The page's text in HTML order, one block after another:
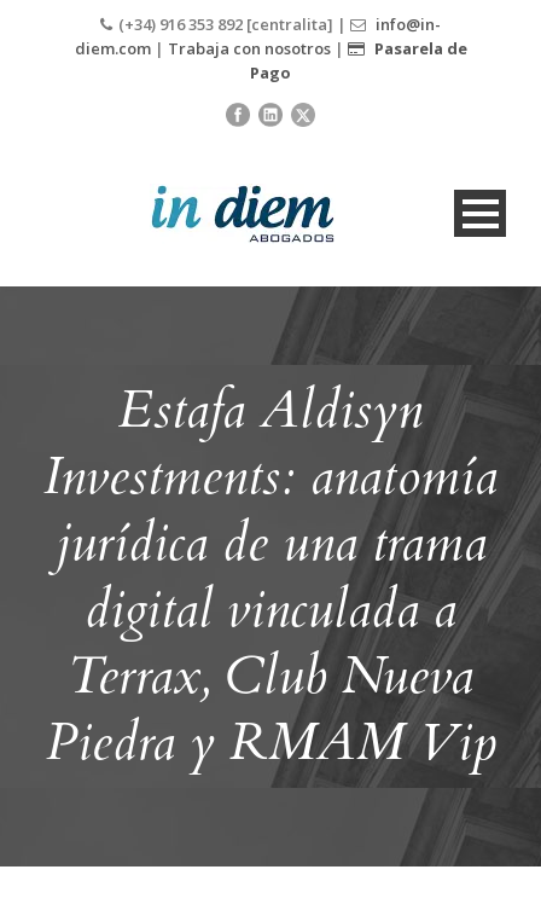
(+34) 916 353 892 [centralita] |
info@in-
diem.com| Trabaja con nosotros|
Pasarela de
Pago
Estafa Aldisyn
Investments: anatomía
jurídica de una trama
digital vinculada a
Terrax, Club Nueva
Piedra y RMAM Vip